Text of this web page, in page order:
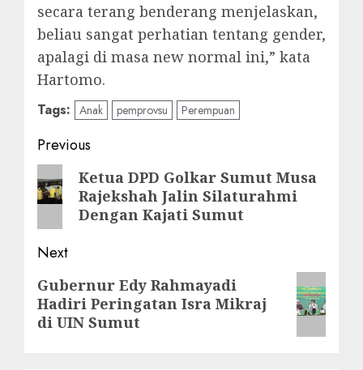
secara terang benderang menjelaskan,
beliau sangat perhatian tentang gender,
apalagi di masa new normal ini,” kata
Hartomo.
Tags: Anak pemprovsu Perempuan
Post
navigation
Previous
Previous
post:
Ketua DPD Golkar Sumut Musa
Rajekshah Jalin Silaturahmi
Dengan Kajati Sumut
Next
Next
post:
Gubernur Edy Rahmayadi
Hadiri Peringatan Isra Mikraj
di UIN Sumut